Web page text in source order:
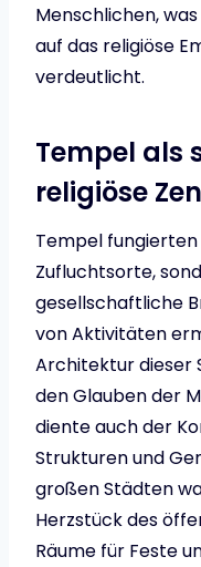
Menschlichen,
auf das religiöse
verdeutlicht.
Tempel als
religiöse
Tempel
Zufluchtsorte,
gesellschaftliche
von Aktivitäten
Architektur dieser
den Glauben der
diente auch der
Strukturen und
großen Städten
Herzstück des
Räume für Feste